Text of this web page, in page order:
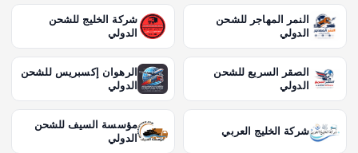
ت
ا
ل
م
النمر المهاجر للشحن
الدولي
شركة الخليج للشحن
الدولي
الصقر السريع للشحن
الدولي
الرهوان إكسبريس للشحن
الدولي
شركة الخليج العربي
مؤسسة السيف للشحن
الدولي